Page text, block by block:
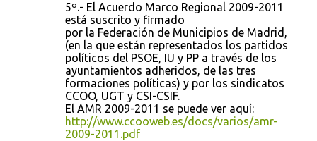
5º.- El Acuerdo Marco Regional 2009-2011
está suscrito y firmado
por la Federación de Municipios de Madrid,
(en la que están representados los partidos
políticos del PSOE, IU y PP a través de los
ayuntamientos adheridos, de las tres
formaciones políticas) y por los sindicatos
CCOO, UGT y CSI-CSIF.
El AMR 2009-2011 se puede ver aquí:
http://www.ccooweb.es/docs/varios/amr-
2009-2011.pdf